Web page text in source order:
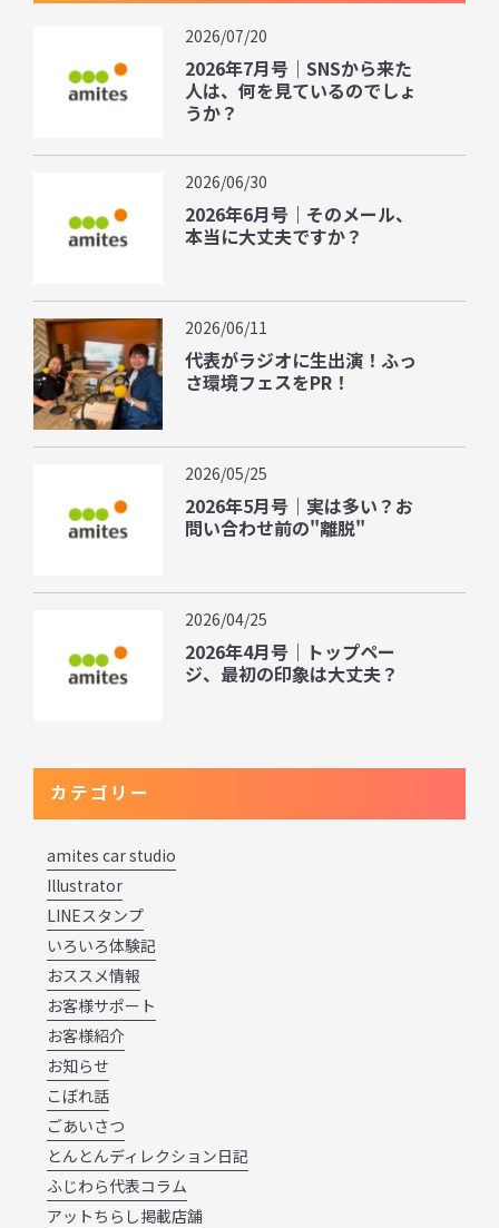
2026/07/20
2026年7月号｜SNSから来た
人は、何を見ているのでしょ
うか？
2026/06/30
2026年6月号｜そのメール、
本当に大丈夫ですか？
2026/06/11
代表がラジオに生出演！ふっ
さ環境フェスをPR！
2026/05/25
2026年5月号｜実は多い？お
問い合わせ前の"離脱"
2026/04/25
2026年4月号｜トップペー
ジ、最初の印象は大丈夫？
カテゴリー
amites car studio
Illustrator
LINEスタンプ
いろいろ体験記
おススメ情報
お客様サポート
お客様紹介
お知らせ
こぼれ話
ごあいさつ
とんとんディレクション日記
ふじわら代表コラム
アットちらし掲載店舗